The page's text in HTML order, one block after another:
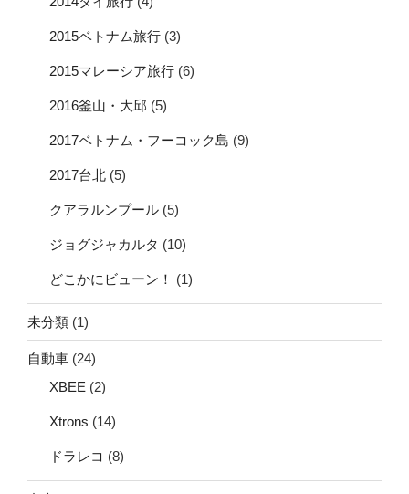
2015ベトナム旅行 (3)
2015マレーシア旅行 (6)
2016釜山・大邱 (5)
2017ベトナム・フーコック島 (9)
2017台北 (5)
クアラルンプール (5)
ジョグジャカルタ (10)
どこかにビューン！ (1)
未分類 (1)
自動車 (24)
XBEE (2)
Xtrons (14)
ドラレコ (8)